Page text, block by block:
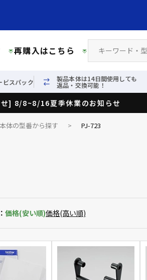
再購入はこちら
ビスパック 製品本体は14日間使用しても
返品・交換可能！
] 8/8~8/16夏季休業のお知らせ
本体の型番から探す > PJ-723
価格(安い順)価格(高い順)